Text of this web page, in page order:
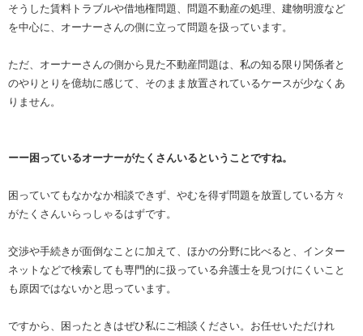
そうした賃料トラブルや借地権問題、問題不動産の処理、建物明渡など
を中心に、オーナーさんの側に立って問題を扱っています。
ただ、オーナーさんの側から見た不動産問題は、私の知る限り関係者と
のやりとりを億劫に感じて、そのまま放置されているケースが少なくあ
りません。
ーー困っているオーナーがたくさんいるということですね。
困っていてもなかなか相談できず、やむを得ず問題を放置している方々
がたくさんいらっしゃるはずです。
交渉や手続きが面倒なことに加えて、ほかの分野に比べると、インター
ネットなどで検索しても専門的に扱っている弁護士を見つけにくいこと
も原因ではないかと思っています。
ですから、困ったときはぜひ私にご相談ください。お任せいただけれ